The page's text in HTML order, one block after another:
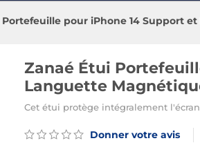
Portefeuille pour iPhone 14 Support
Zanaé Étui
Languette
Cet étui protège intégralement
Donner votre avis